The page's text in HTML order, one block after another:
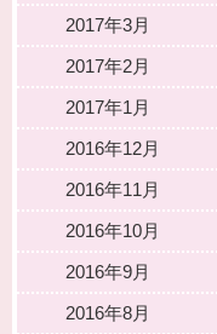
2017年3月
2017年2月
2017年1月
2016年12月
2016年11月
2016年10月
2016年9月
2016年8月